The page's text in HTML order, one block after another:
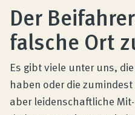
Produktberatung
Unternehmen
Der
falsche Ort
Es gibt viele unter uns,
haben oder die
aber leidenschaftliche